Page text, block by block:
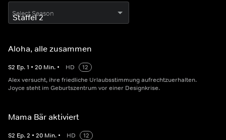
Select Season
Aloha, alle zusammen
S2 Ep.1 • 20 Min. • HD
12
Alex versucht, ihre friedliche Urlaubsstimmung aufrechtzuerhalten.
Joyce steht im Geburtszentrum vor einer Designkrise.
Mama Bär aktiviert
S2 Ep.2 • 20 Min. • HD
12